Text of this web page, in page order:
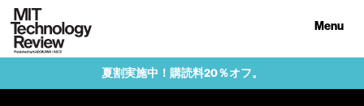
Menu
夏割実施中！購読料20％オフ。